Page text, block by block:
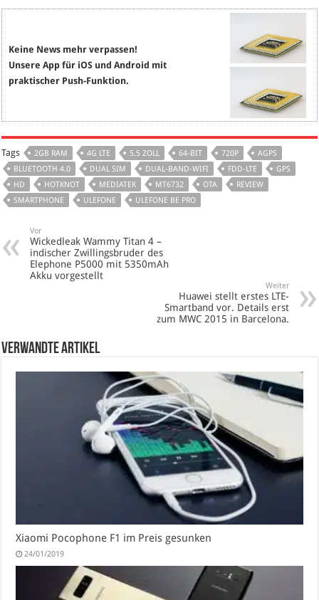
Keine News mehr verpassen!
Unsere App für iOS und Android mit
praktischer Push-Funktion.
Tags 2GB RAM 4G LTE 5.5 ZOLL 64-BIT 720P
AGPS
BLUETOOTH 4.0
DUAL SIM DUAL-BAND-WIFI FDD-LTE
GPS
HD
HOTKNOT MEDIATEK MT6732 OTA
REVIEW
SMARTPHONE
ULEFONE ULEFONE BE PRO
Vor
Wickedleak Wammy Titan 4 –
indischer Zwillingsbruder des
Elephone P5000 mit 5350mAh
Akku vorgestellt
Weiter
Huawei stellt erstes LTE-
Smartband vor. Details erst
zum MWC 2015 in Barcelona.
verwandte Artikel
Xiaomi Pocophone F1 im Preis gesunken
24/01/2019